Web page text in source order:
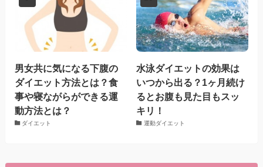
男女共に気になる下腹の
ダイエット方法とは？食
事や寝ながらができる運
動方法とは？
ダイエット
水泳ダイエットの効果は
いつから出る？1ヶ月続け
るとお腹も見た目もスッ
キリ！
運動ダイエット